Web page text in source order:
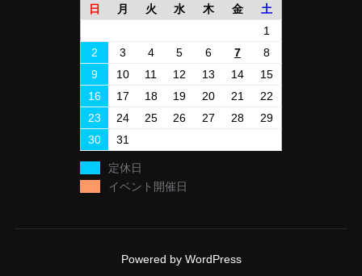
日
月 火 水 木 金
土
1
2
3 4 5 6 7
8
9
10 11 12 13 14
15
16
17 18 19 20 21
22
23
24 25 26 27 28
29
30
31
定休日
イベント開催日
Powered by WordPress